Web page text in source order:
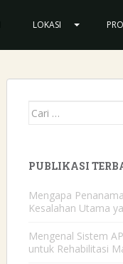
LOKASI
Mencari:
PUBLIKASI
Mengapa
Kesalahan Utama
Mengenal Sistem
untuk Rehabilitasi